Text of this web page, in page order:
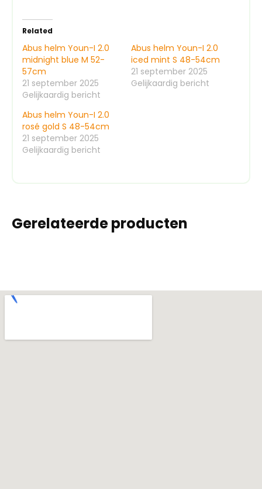
Related
Abus helm Youn-I 2.0
midnight blue M 52-
57cm
21 september 2025
Gelijkaardig bericht
Abus helm Youn-I 2.0
iced mint S 48-54cm
21 september 2025
Gelijkaardig bericht
Abus helm Youn-I 2.0
rosé gold S 48-54cm
21 september 2025
Gelijkaardig bericht
Gerelateerde producten